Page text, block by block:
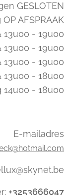
GESLOTEN
AFSPRAAK
13u00 - 19u00
13u00 - 19u00
13u00 - 19u00
13u00 - 18u00
14u00 - 18u00
E-mailadres
+3253666047